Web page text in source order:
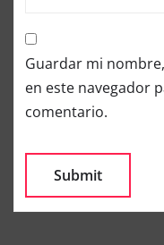
Guardar mi
en este navegador
comentario.